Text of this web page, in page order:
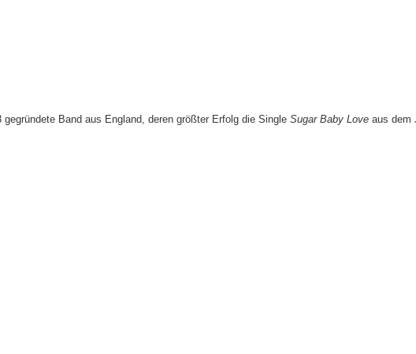
gegründete Band aus England, deren größter Erfolg die Single Sugar Baby Love aus dem